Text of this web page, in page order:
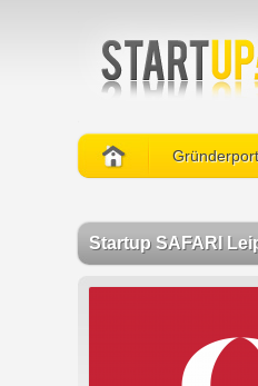
Startup SAFARI